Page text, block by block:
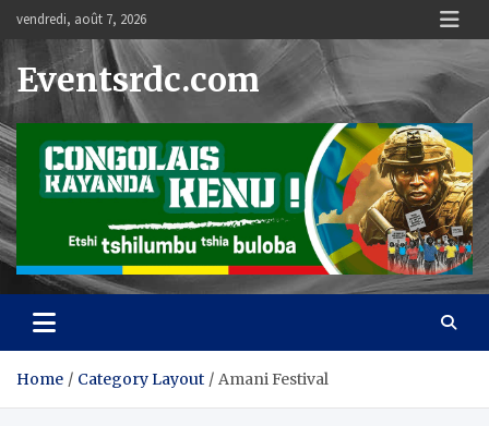
content
vendredi, août 7, 2026
Eventsrdc.com
Home Category Layout Amani Festival